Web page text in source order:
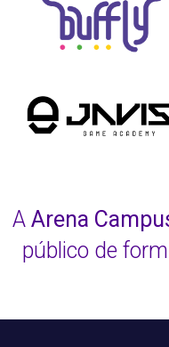
A Arena
público de